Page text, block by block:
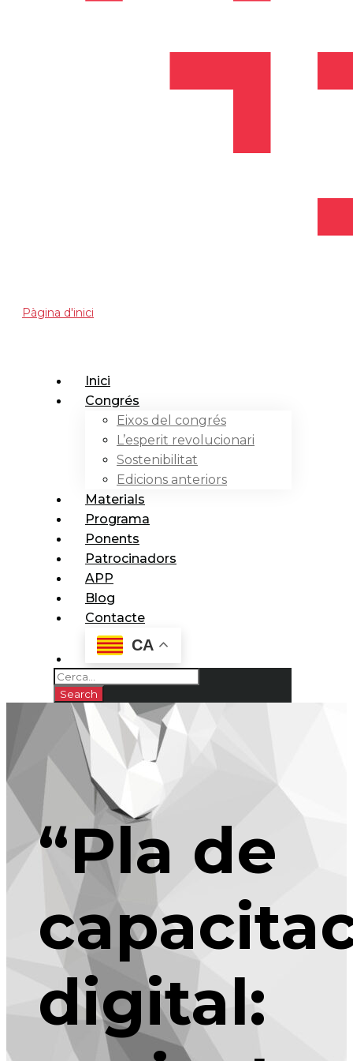
Pàgina d'inici
Inici
Congrés
Eixos del congrés
L’esperit revolucionari
Sostenibilitat
Edicions anteriors
Materials
Programa
Ponents
Patrocinadors
APP
Blog
Contacte
CA
“Pla de
digital: